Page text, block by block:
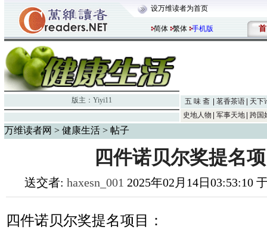
设万维读者为首页
简体 繁体 手机版 首
版主： Yiyi11 五 味 斋 茗香茶语
天下
史地人物
军事天地 跨国
万维读者网 > 健康生活 > 帖子
四件诺贝尔奖提名
送交者: haxesn_001 2025年02月14日03:53:10
四件诺贝尔奖提名项目：